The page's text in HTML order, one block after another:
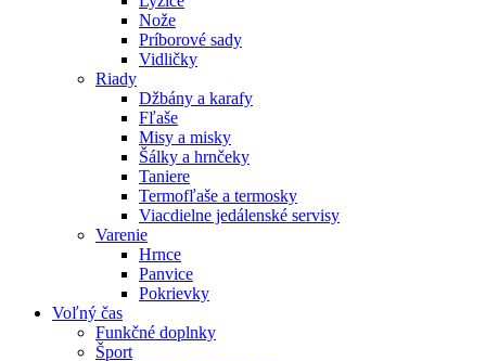
Nože
Príborové sady
Vidličky
Riady
Džbány a karafy
Fľaše
Misy a misky
Šálky a hrnčeky
Taniere
Termofľaše a termosky
Viacdielne jedálenské servisy
Varenie
Hrnce
Panvice
Pokrievky
Voľný čas
Funkčné doplnky
Šport